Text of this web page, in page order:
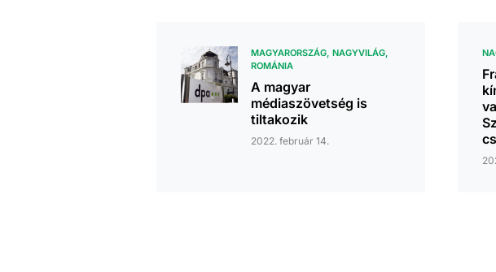
MAGYARORSZÁG NAGYVILÁG
ROMÁNIA
A magyar
médiaszövetség is
tiltakozik
2022. február 14.